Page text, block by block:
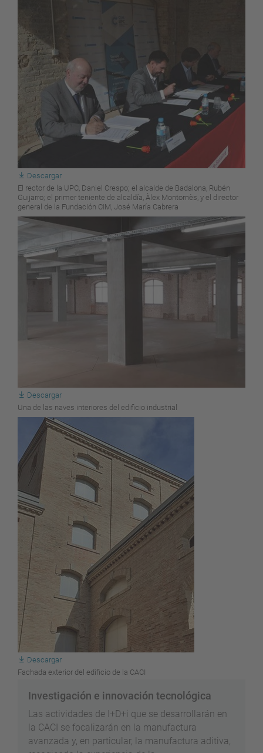
Descargar
El rector de la UPC, Daniel Crespo; el alcalde de Badalona, Rubén
Guijarro; el primer teniente de alcaldía, Àlex Montornès, y el director
general de la Fundación CIM, José María Cabrera
Descargar
Una de las naves interiores del edificio industrial
Descargar
Fachada exterior del edificio de la CACI
Investigación e innovación tecnológica
Las actividades de I+D+i que se desarrollarán en
la CACI se focalizarán en la manufactura
avanzada y, en particular, la manufactura aditiva,